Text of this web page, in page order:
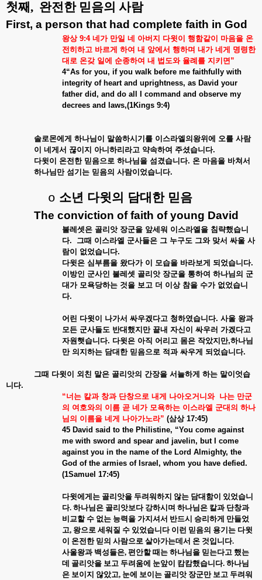
첫째, 완전한 믿음의 사람
First, a person that had complete faith in God
왕상 9:4 네가 만일 네 아버지 다윗이 행함같이 마음을 온
전히하고 바르게 하여 내 앞에서 행하며 내가 네게 명령한
대로 온갖 일에 순종하여 내 법도와 율례를 지키면”
4“As for you, if you walk before me faithfully with
integrity of heart and uprightness, as David your
father did, and do all I command and observe my
decrees and laws,(1Kings 9:4)
솔로몬에게 하나님이 말씀하시기를 이스라엘의왕위에 오를 사람
이 네게서 끊이지 아니하리라고 약속하여 주셨습니다.
다윗이 온전한 믿음으로 하나님을 섬겼습니다. 온 마음을 바쳐서
하나님만 섬기는 믿음의 사람이었습니다.
o 소년 다윗의 담대한 믿음
The conviction of faith of young David
불레셋은 골리앗 장군을 앞세워 이스라엘을 침략했습니
다. 그때 이스라엘 군사들은 그 누구도 그와 맞서 싸울 사
람이 없었습니다.
다윗은 심부름을 왔다가 이 모습을 바라보게 되었습니다.
이방인 군사인 불레셋 골리앗 장군을 통하여 하나님의 군
대가 모욕당하는 것을 보고 더 이상 참을 수가 없었습니
다.
어린 다윗이 나가서 싸우겠다고 청하였습니다. 사울 왕과
모든 군사들도 반대했지만 끝내 자신이 싸우러 가겠다고
자원햇습니다. 다윗은 아직 어리고 몸은 작았지만,하나님
만 의지하는 담대한 믿음으로 적과 싸우게 되었습니다.
그때 다윗이 외친 말은 골리앗의 간장을 서늘하게 하는 말이엇습
니다.
“너는 칼과 창과 단창으로 내게 나아오거니와 나는 만군
의 여호와의 이름 곧 네가 모욕하는 이스라엘 군대의 하나
님의 이름을 네게 나아가노라” (삼상 17:45)
45 David said to the Philistine, “You come against
me with sword and spear and javelin, but I come
against you in the name of the Lord Almighty, the
God of the armies of Israel, whom you have defied.
(1Samuel 17:45)
다윗에게는 골리앗을 두려워하지 않는 담대함이 있었습니
다. 하나님은 골리앗보다 강하시며 하나님은 칼과 단창과
비교할 수 없는 능력을 가지셔서 반드시 승리하게 만들었
고, 왕으로 세워질 수 있었습니다 이런 믿음의 용기는 다윗
이 온전한 믿의 사람으로 살아가는데서 온 것입니다.
사울왕과 백성들은, 편안할 때는 하나님을 믿는다고 했는
데 골리앗을 보고 두려움에 눈앞이 캄캄했습니다. 하나님
은 보이지 않았고, 눈에 보이는 골리앗 장군만 보고 두려워